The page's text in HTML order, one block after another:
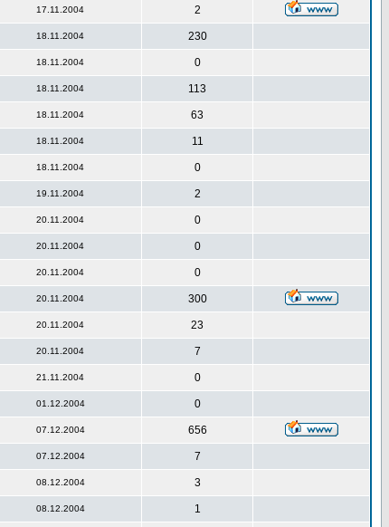
17.11.2004 2
18.11.2004 230
18.11.2004 0
18.11.2004 113
18.11.2004 63
18.11.2004 11
18.11.2004 0
19.11.2004 2
20.11.2004 0
20.11.2004 0
20.11.2004 0
20.11.2004 300
20.11.2004 23
20.11.2004 7
21.11.2004 0
01.12.2004 0
07.12.2004 656
07.12.2004 7
08.12.2004 3
08.12.2004 1